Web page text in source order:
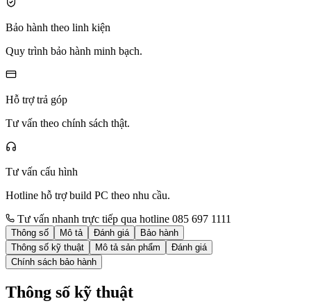
Bảo hành theo linh kiện
Quy trình bảo hành minh bạch.
Hỗ trợ trả góp
Tư vấn theo chính sách thật.
Tư vấn cấu hình
Hotline hỗ trợ build PC theo nhu cầu.
Tư vấn nhanh trực tiếp qua hotline 085 697 1111
Thông số Mô tả Đánh giá
Bảo hành
Thông số kỹ thuật
Mô tả sản phẩm
Đánh giá
Chính sách bảo hành
Thông số kỹ thuật